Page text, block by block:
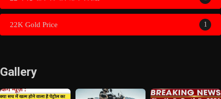
22K Gold Price 1
Gallery